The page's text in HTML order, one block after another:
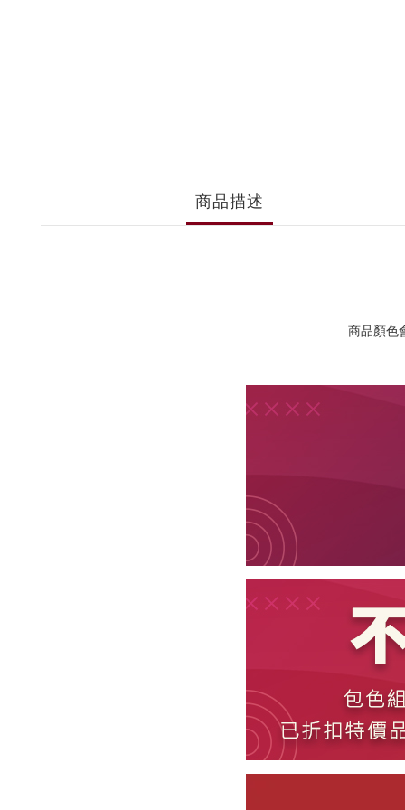
商品描述
商品顏色